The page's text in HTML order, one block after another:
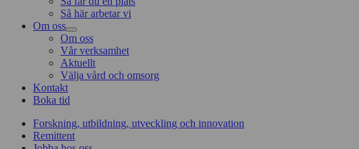
Så här arbetar vi
Om oss
Om oss
Vår verksamhet
Aktuellt
Välja vård och omsorg
Kontakt
Boka tid
Forskning, utbildning, utveckling och innovation
Remittent